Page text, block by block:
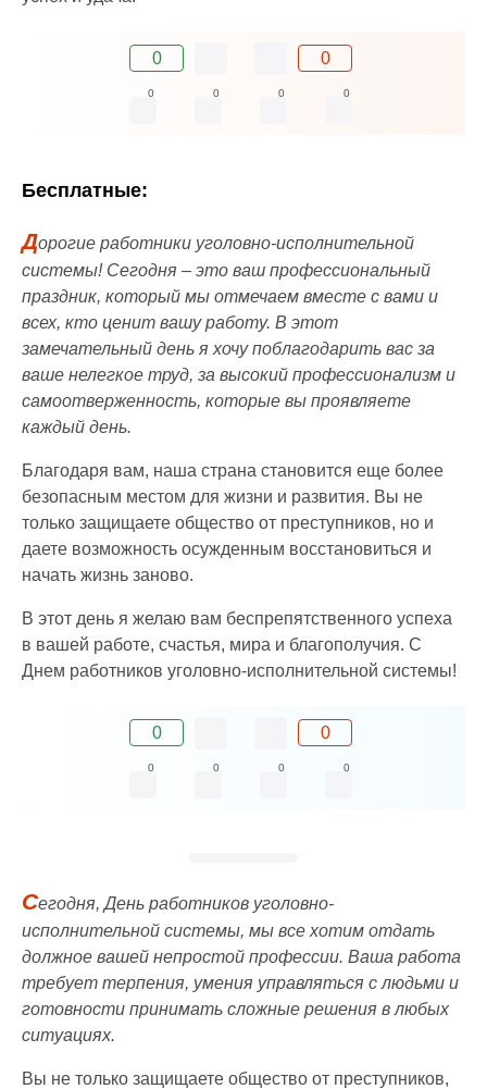
0 0
0 0 0 0
Бесплатные:
Дорогие работники уголовно-исполнительной
системы! Сегодня – это ваш профессиональный
праздник, который мы отмечаем вместе с вами и
всех, кто ценит вашу работу. В этот
замечательный день я хочу поблагодарить вас за
ваше нелегкое труд, за высокий профессионализм и
самоотверженность, которые вы проявляете
каждый день.
Благодаря вам, наша страна становится еще более
безопасным местом для жизни и развития. Вы не
только защищаете общество от преступников, но и
даете возможность осужденным восстановиться и
начать жизнь заново.
В этот день я желаю вам беспрепятственного успеха
в вашей работе, счастья, мира и благополучия. С
Днем работников уголовно-исполнительной системы!
0 0
0 0 0 0
Сегодня, День работников уголовно-
исполнительной системы, мы все хотим отдать
должное вашей непростой профессии. Ваша работа
требует терпения, умения управляться с людьми и
готовности принимать сложные решения в любых
ситуациях.
Вы не только защищаете общество от преступников,